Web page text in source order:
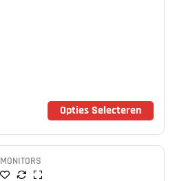
Opties Selecteren
MONITORS